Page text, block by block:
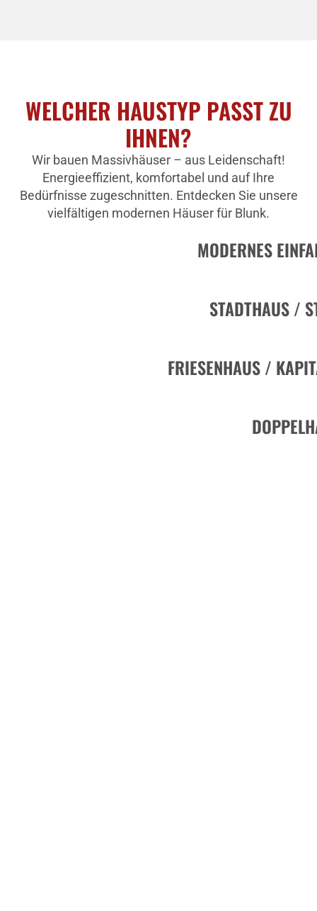
WELCHER HAUSTYP PASST ZU
IHNEN?
Wir bauen Massivhäuser – aus Leidenschaft!
Energieeffizient, komfortabel und auf Ihre
Bedürfnisse zugeschnitten. Entdecken Sie unsere
vielfältigen modernen Häuser für Blunk.
MODERNES
STADTHAUS /
FRIESENHAUS /